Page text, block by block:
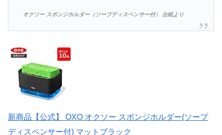
オクソー スポンジホルダー（ソープディスペンサー付） 台紙より
新商品【公式】 OXO オクソー スポンジホルダー(ソープ
ディスペンサー付) マットブラック